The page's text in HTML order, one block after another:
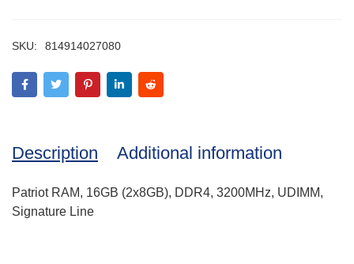
SKU: 814914027080
Description Additional information
Patriot RAM, 16GB (2x8GB), DDR4, 3200MHz, UDIMM,
Signature Line